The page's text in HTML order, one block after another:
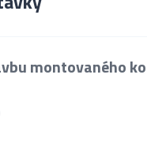
montovaného